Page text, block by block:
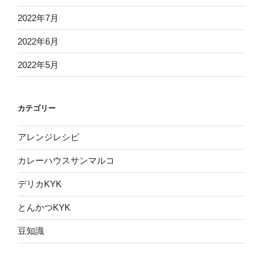
2022年7月
2022年6月
2022年5月
カテゴリー
アレンジレシピ
カレーハウスサンマルコ
デリカKYK
とんかつKYK
豆知識